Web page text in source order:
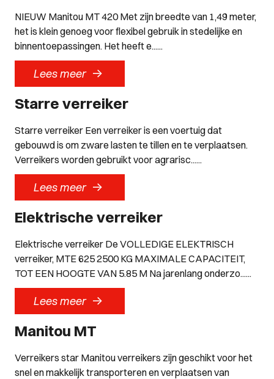
NIEUW Manitou MT 420 Met zijn breedte van 1,49 meter,
het is klein genoeg voor flexibel gebruik in stedelijke en
binnentoepassingen. Het heeft e......
Lees meer ->
Starre verreiker
Starre verreiker Een verreiker is een voertuig dat
gebouwd is om zware lasten te tillen en te verplaatsen.
Verreikers worden gebruikt voor agrarisc......
Lees meer ->
Elektrische verreiker
Elektrische verreiker De VOLLEDIGE ELEKTRISCH
verreiker, MTE 625 2500 KG MAXIMALE CAPACITEIT,
TOT EEN HOOGTE VAN 5.85 M Na jarenlang onderzo......
Lees meer ->
Manitou MT
Verreikers star Manitou verreikers zijn geschikt voor het
snel en makkelijk transporteren en verplaatsen van